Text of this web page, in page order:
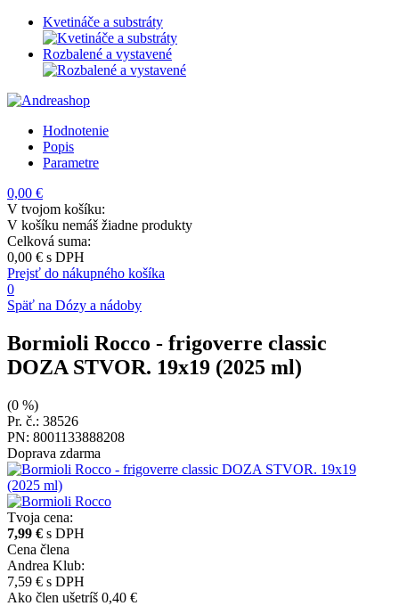
Kvetináče a substráty
Rozbalené a vystavené
Hodnotenie
Popis
Parametre
0,00 €
V tvojom košíku:
V košíku nemáš žiadne produkty
Celková suma:
0,00 € s DPH
Prejsť do nákupného košíka
0
Späť na Dózy a nádoby
Bormioli Rocco - frigoverre classic
DOZA STVOR. 19x19 (2025 ml)
(0 %)
Pr. č.: 38526
PN: 8001133888208
Doprava zdarma
Tvoja cena:
7,99 € s DPH
Cena člena
Andrea Klub:
7,59 € s DPH
Ako člen ušetríš 0,40 €